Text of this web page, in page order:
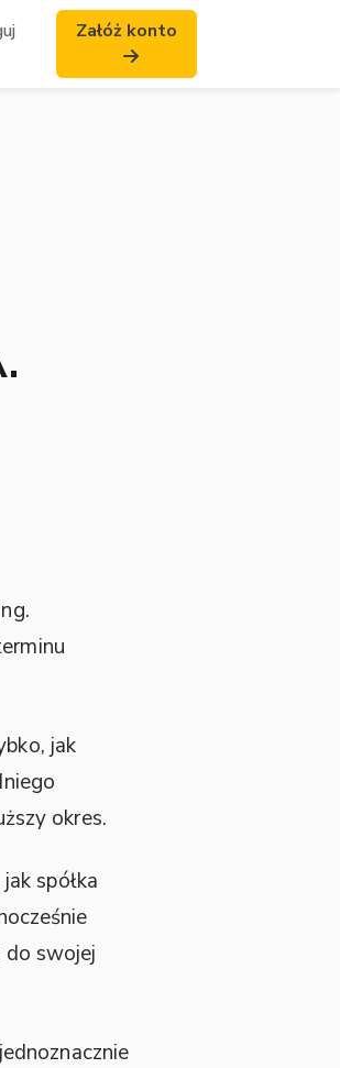
Załóż konto
jak
okres.
spółka
do swojej